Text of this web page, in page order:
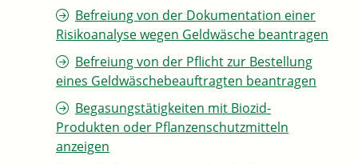
Befreiung von der Dokumentation einer
Risikoanalyse wegen Geldwäsche beantragen
Befreiung von der Pflicht zur Bestellung
eines Geldwäschebeauftragten beantragen
Begasungstätigkeiten mit Biozid-
Produkten oder Pflanzenschutzmitteln
anzeigen